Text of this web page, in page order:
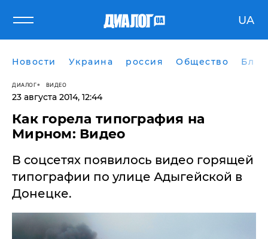
UA
Новости Украина россия Общество
ДИАЛОГ ВИДЕО
23 августа 2014, 12:44
Как горела типография на
Мирном: Видео
В соцсетях появилось видео горящей
типографии по улице Адыгейской в
Донецке.